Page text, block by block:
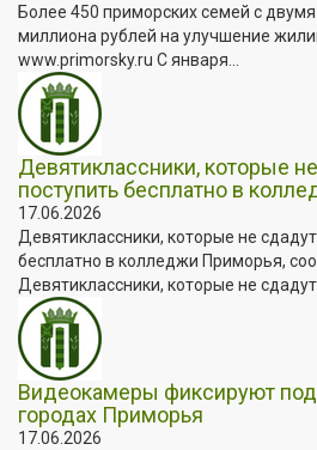
Более 450 приморских семей с
миллиона рублей на улучшение
www.primorsky.ru С января...
Девятиклассники, которые
поступить бесплатно в
17.06.2026
Девятиклассники, которые не
бесплатно в колледжи Приморья,
Девятиклассники, которые не сдадут
Видеокамеры фиксируют
городах Приморья
17.06.2026